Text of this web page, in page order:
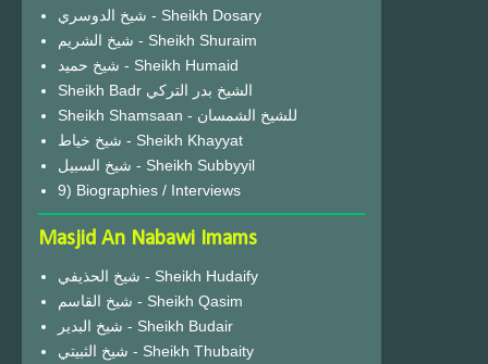
شيخ الدوسري - Sheikh Dosary
شيخ الشريم - Sheikh Shuraim
شيخ حميد - Sheikh Humaid
Sheikh Badr الشيخ بدر التركي
Sheikh Shamsaan - للشيخ الشمسان
شيخ خياط - Sheikh Khayyat
شيخ السبيل - Sheikh Subbyyil
9) Biographies / Interviews
Masjid An Nabawi Imams
شيخ الحذيفي - Sheikh Hudaify
شيخ القاسم - Sheikh Qasim
شيخ البدير - Sheikh Budair
شيخ الثبيتي - Sheikh Thubaity